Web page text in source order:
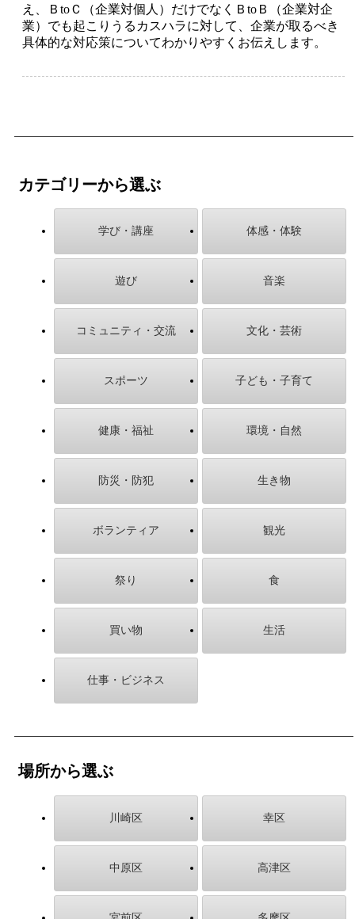
え、ＢtoＣ（企業対個人）だけでなくＢtoＢ（企業対企
業）でも起こりうるカスハラに対して、企業が取るべき
具体的な対応策についてわかりやすくお伝えします。
カテゴリーから選ぶ
学び・講座 体感・体験
遊び 音楽
コミュニティ・交流 文化・芸術
スポーツ 子ども・子育て
健康・福祉 環境・自然
防災・防犯 生き物
ボランティア 観光
祭り 食
買い物 生活
仕事・ビジネス
場所から選ぶ
川崎区 幸区
中原区 高津区